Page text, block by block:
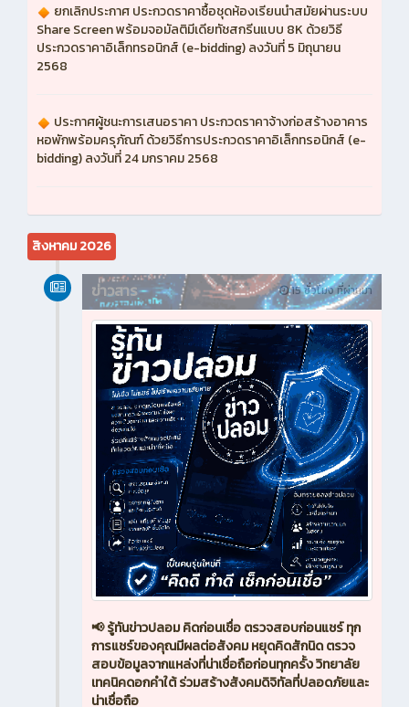
ยกเลิกประกาศ ประกวดราคาซื้อชุดห้องเรียนนำสมัยผ่านระบบ
Share Screen พร้อมจอมัลติมีเดียทัชสกรีนแบบ 8K ด้วยวิธี
ประกวดราคาอิเล็กทรอนิกส์ (e-bidding) ลงวันที่ 5 มิถุนายน
2568
ประกาศผู้ชนะการเสนอราคา ประกวดราคาจ้างก่อสร้างอาคาร
หอพักพร้อมครุภัณฑ์ ด้วยวิธีการประกวดราคาอิเล็กทรอนิกส์ (e-
bidding) ลงวันที่ 24 มกราคม 2568
สิงหาคม 2026
15 ชั่วโมง ที่ผ่านมา
ข่าวสาร
📢 รู้ทันข่าวปลอม คิดก่อนเชื่อ ตรวจสอบก่อนแชร์ ทุก
การแชร์ของคุณมีผลต่อสังคม หยุดคิดสักนิด ตรวจ
สอบข้อมูลจากแหล่งที่น่าเชื่อถือก่อนทุกครั้ง วิทยาลัย
เทคนิคดอกคำใต้ ร่วมสร้างสังคมดิจิทัลที่ปลอดภัยและ
น่าเชื่อถือ